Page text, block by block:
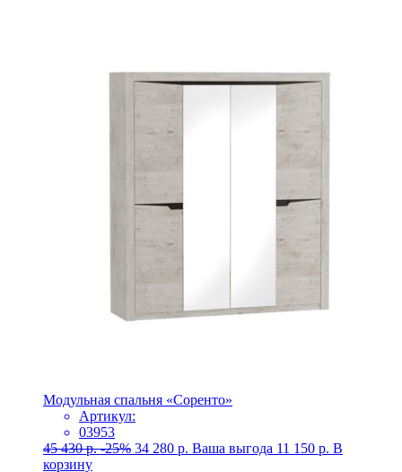
Модульная спальня «Соренто»
Артикул:
03953
45 430р. -25% 34 280 р. Ваша выгода 11 150 р. В
корзину